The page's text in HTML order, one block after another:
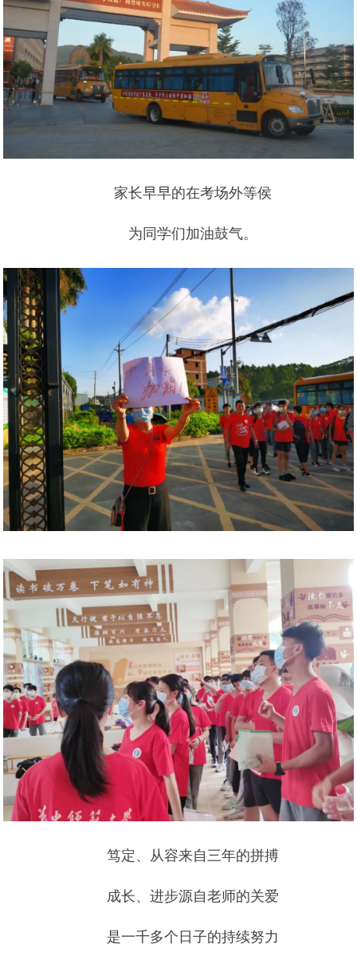
家长早早的在考场外等侯
为同学们加油鼓气。
笃定、从容来自三年的拼搏
成长、进步源自老师的关爱
是一千多个日子的持续努力